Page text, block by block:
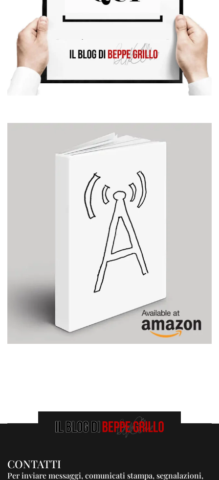
CONTATTI
Per inviare messaggi, comunicati stampa, segnalazioni,